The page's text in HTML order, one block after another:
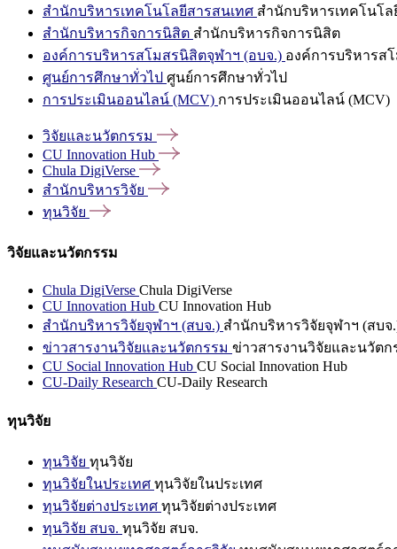
สำนักบริหารเทคโนโลยีสารสนเทศ สำนักบริหารเทคโนโล
สำนักบริหารกิจการนิสิต สำนักบริหารกิจการนิสิต
องค์การบริหารสโมสรนิสิตจุฬาฯ (อบจ.) องค์การบริหารส
ศูนย์การศึกษาทั่วไป ศูนย์การศึกษาทั่วไป
การประเมินออนไลน์ (MCV) การประเมินออนไลน์ (MCV)
วิจัยและนวัตกรรม
CU Innovation Hub
Chula DigiVerse
สำนักบริหารวิจัย
ทุนวิจัย
วิจัยและนวัตกรรม
Chula DigiVerse Chula DigiVerse
CU Innovation Hub CU Innovation Hub
สำนักบริหารวิจัยจุฬาฯ (สบจ.) สำนักบริหารวิจัยจุฬาฯ (สบจ
ข่าวสารงานวิจัยและนวัตกรรม ข่าวสารงานวิจัยและนวัตก
CU Social Innovation Hub CU Social Innovation Hub
CU-Daily Research CU-Daily Research
ทุนวิจัย
ทุนวิจัย ทุนวิจัย
ทุนวิจัยในประเทศ ทุนวิจัยในประเทศ
ทุนวิจัยต่างประเทศ ทุนวิจัยต่างประเทศ
ทุนวิจัย สบจ. ทุนวิจัย สบจ.